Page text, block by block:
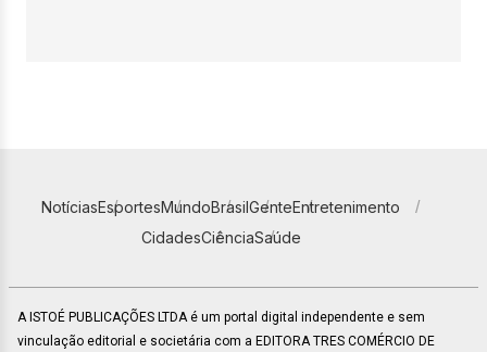
NotíciasEsportesMundoBrasilGenteEntretenimento
CidadesCiênciaSaúde
A ISTOÉ PUBLICAÇÕES LTDA é um portal digital independente e sem
vinculação editorial e societária com a EDITORA TRES COMÉRCIO DE